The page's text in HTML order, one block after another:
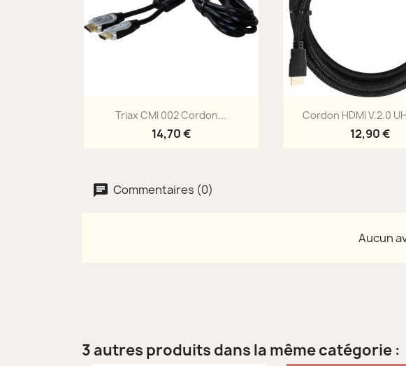
Aperçu rapide
Triax CMI 002 Cordon...
14,70 €
 Aperçu
Cordon HDMI V.2.0
12,90 €
Commentaires (0)
Aucun
3 autres produits dans la même catégorie :